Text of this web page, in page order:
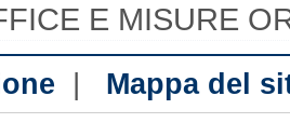
E MISURE
Mappa del